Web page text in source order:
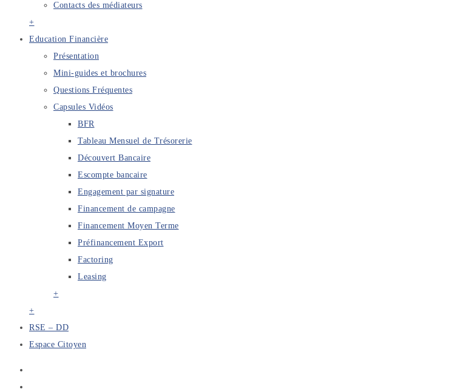
Contacts des médiateurs
+
Education Financière
Présentation
Mini-guides et brochures
Questions Fréquentes
Capsules Vidéos
BFR
Tableau Mensuel de Trésorerie
Découvert Bancaire
Escompte bancaire
Engagement par signature
Financement de campagne
Financement Moyen Terme
Préfinancement Export
Factoring
Leasing
+
+
RSE – DD
Espace Citoyen